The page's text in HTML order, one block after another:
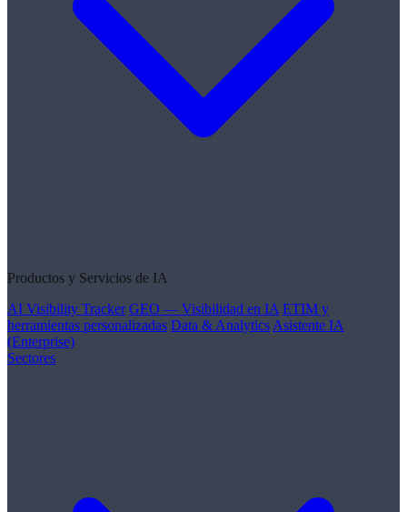
Productos y Servicios de IA
AI Visibility Tracker GEO — Visibilidad en IA ETIM y
herramientas personalizadas Data & Analytics Asistente IA
(Enterprise)
Sectores